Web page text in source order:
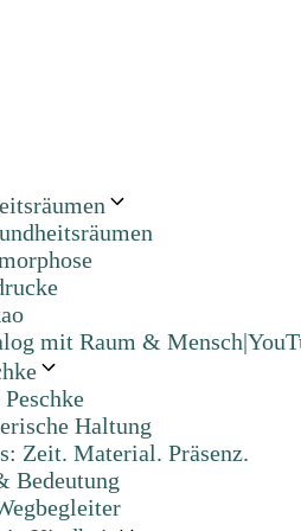
mit Raum &
Haltung
Zeit. Material. Präsenz.
Bedeutung